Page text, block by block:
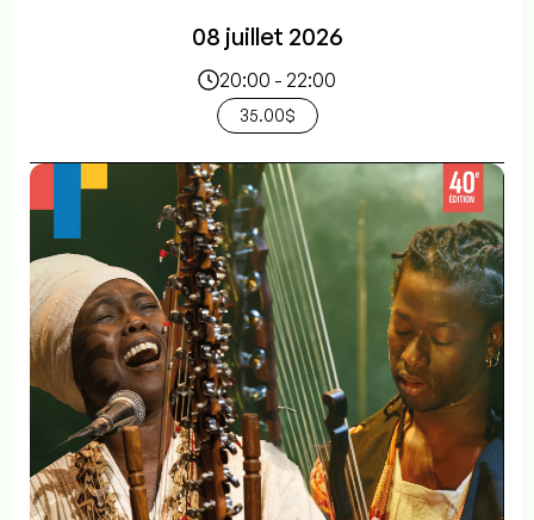
08 juillet 2026
20:00 - 22:00
35.00$